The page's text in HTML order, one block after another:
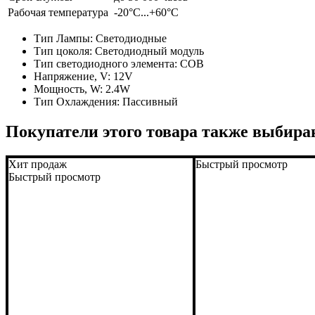
Рабочая температура -20°C...+60°C
Тип Лампы: Светодиодные
Тип цоколя: Светодиодный модуль
Тип светодиодного элемента: COB
Напряжение, V: 12V
Мощность, W: 2.4W
Тип Охлаждения: Пассивный
Покупатели этого товара также
Хит продаж
Быстрый просмотр
Быстрый просмотр